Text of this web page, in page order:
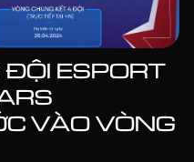
ESPORT
VÀO VÒNG